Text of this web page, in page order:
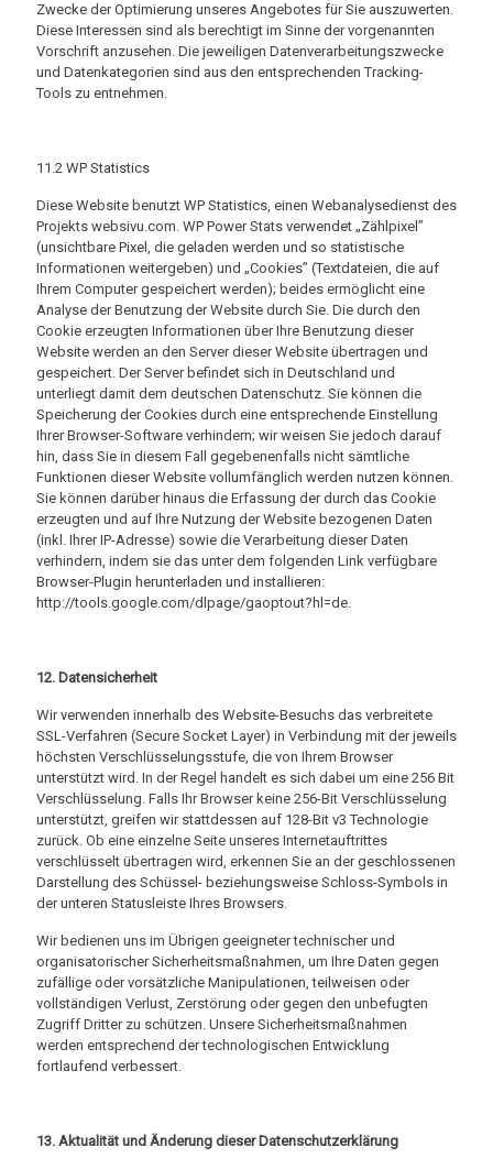
Zwecke der Optimierung unseres Angebotes für Sie auszuwerten.
Diese Interessen sind als berechtigt im Sinne der vorgenannten
Vorschrift anzusehen. Die jeweiligen Datenverarbeitungszwecke
und Datenkategorien sind aus den entsprechenden Tracking-
Tools zu entnehmen.
11.2 WP Statistics
Diese Website benutzt WP Statistics, einen Webanalysedienst des
Projekts websivu.com. WP Power Stats verwendet „Zählpixel”
(unsichtbare Pixel, die geladen werden und so statistische
Informationen weitergeben) und „Cookies” (Textdateien, die auf
Ihrem Computer gespeichert werden); beides ermöglicht eine
Analyse der Benutzung der Website durch Sie. Die durch den
Cookie erzeugten Informationen über Ihre Benutzung dieser
Website werden an den Server dieser Website übertragen und
gespeichert. Der Server befindet sich in Deutschland und
unterliegt damit dem deutschen Datenschutz. Sie können die
Speicherung der Cookies durch eine entsprechende Einstellung
Ihrer Browser-Software verhindern; wir weisen Sie jedoch darauf
hin, dass Sie in diesem Fall gegebenenfalls nicht sämtliche
Funktionen dieser Website vollumfänglich werden nutzen können.
Sie können darüber hinaus die Erfassung der durch das Cookie
erzeugten und auf Ihre Nutzung der Website bezogenen Daten
(inkl. Ihrer IP-Adresse) sowie die Verarbeitung dieser Daten
verhindern, indem sie das unter dem folgenden Link verfügbare
Browser-Plugin herunterladen und installieren:
http://tools.google.com/dlpage/gaoptout?hl=de.
12. Datensicherheit
Wir verwenden innerhalb des Website-Besuchs das verbreitete
SSL-Verfahren (Secure Socket Layer) in Verbindung mit der jeweils
höchsten Verschlüsselungsstufe, die von Ihrem Browser
unterstützt wird. In der Regel handelt es sich dabei um eine 256 Bit
Verschlüsselung. Falls Ihr Browser keine 256-Bit Verschlüsselung
unterstützt, greifen wir stattdessen auf 128-Bit v3 Technologie
zurück. Ob eine einzelne Seite unseres Internetauftrittes
verschlüsselt übertragen wird, erkennen Sie an der geschlossenen
Darstellung des Schüssel- beziehungsweise Schloss-Symbols in
der unteren Statusleiste Ihres Browsers.
Wir bedienen uns im Übrigen geeigneter technischer und
organisatorischer Sicherheitsmaßnahmen, um Ihre Daten gegen
zufällige oder vorsätzliche Manipulationen, teilweisen oder
vollständigen Verlust, Zerstörung oder gegen den unbefugten
Zugriff Dritter zu schützen. Unsere Sicherheitsmaßnahmen
werden entsprechend der technologischen Entwicklung
fortlaufend verbessert.
13. Aktualität und Änderung dieser Datenschutzerklärung